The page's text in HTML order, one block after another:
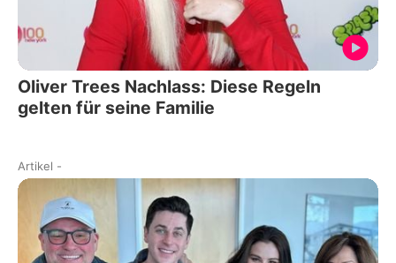
Oliver Trees Nachlass: Diese Regeln
gelten für seine Familie
Artikel -